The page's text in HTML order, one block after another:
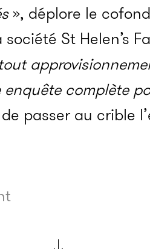
», déplore le
St Helen’s
complète
passer au crible